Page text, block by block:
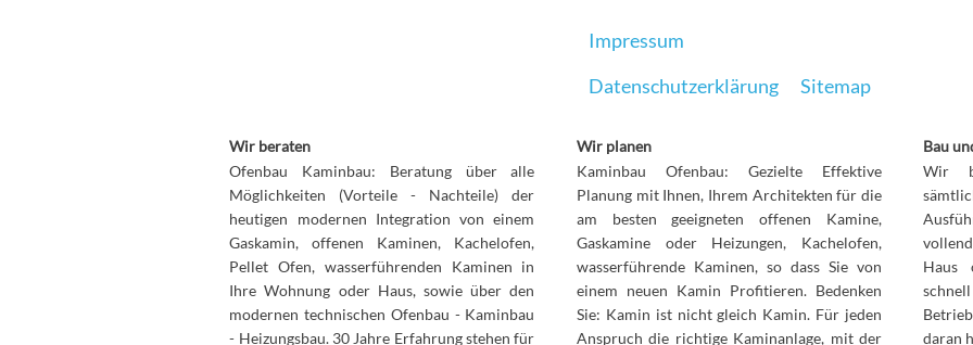
Impressum
Datenschutzerklärung
Sitemap
Wir beraten
Ofenbau Kaminbau: Beratung über alle
Möglichkeiten (Vorteile - Nachteile) der
heutigen modernen Integration von einem
Gaskamin, offenen Kaminen, Kachelofen,
Pellet Ofen, wasserführenden Kaminen in
Ihre Wohnung oder Haus, sowie über den
modernen technischen Ofenbau - Kaminbau
- Heizungsbau. 30 Jahre Erfahrung stehen für
Wir planen
Kaminbau Ofenbau: Gezielte Effektive
Planung mit Ihnen, Ihrem Architekten für die
am besten geeigneten offenen Kamine,
Gaskamine oder Heizungen, Kachelofen,
wasserführende Kaminen, so dass Sie von
einem neuen Kamin Profitieren. Bedenken
Sie: Kamin ist nicht gleich Kamin. Für jeden
Anspruch die richtige Kaminanlage, mit der
Bau
Wir
Haus
daran